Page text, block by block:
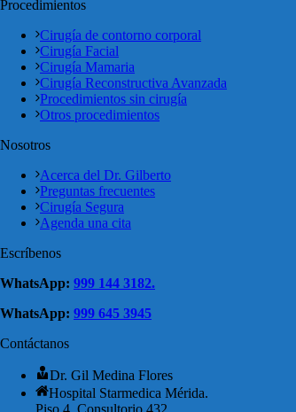
Procedimientos
Cirugía de contorno corporal
Cirugía Facial
Cirugía Mamaria
Cirugía Reconstructiva Avanzada
Procedimientos sin cirugía
Otros procedimientos
Nosotros
Acerca del Dr. Gilberto
Preguntas frecuentes
Cirugía Segura
Agenda una cita
Escríbenos
WhatsApp: 999 144 3182.
WhatsApp: 999 645 3945
Contáctanos
Dr. Gil Medina Flores
Hospital Starmedica Mérida.